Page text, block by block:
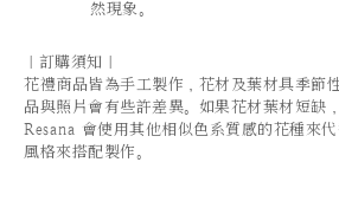
然現象。
｜訂購須知｜
花禮商品皆為手工製作，花材及葉材具季節
品與照片會有些許差異。如果花材葉材短缺
Resana 會使用其他相似色系質感的花種來
風格來搭配製作。